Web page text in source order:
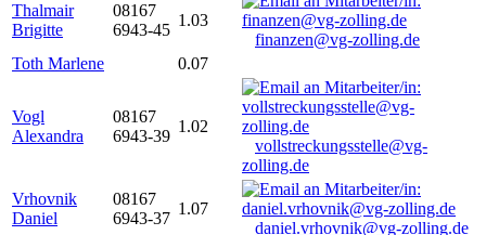
Thalmair
Brigitte
08167
6943-45
1.03
finanzen@vg-zolling.de
Toth Marlene
0.07
Vogl
Alexandra
08167
6943-39
1.02
vollstreckungsstelle@vg-
zolling.de
Vrhovnik
Daniel
08167
6943-37
1.07
daniel.vrhovnik@vg-zolling.de